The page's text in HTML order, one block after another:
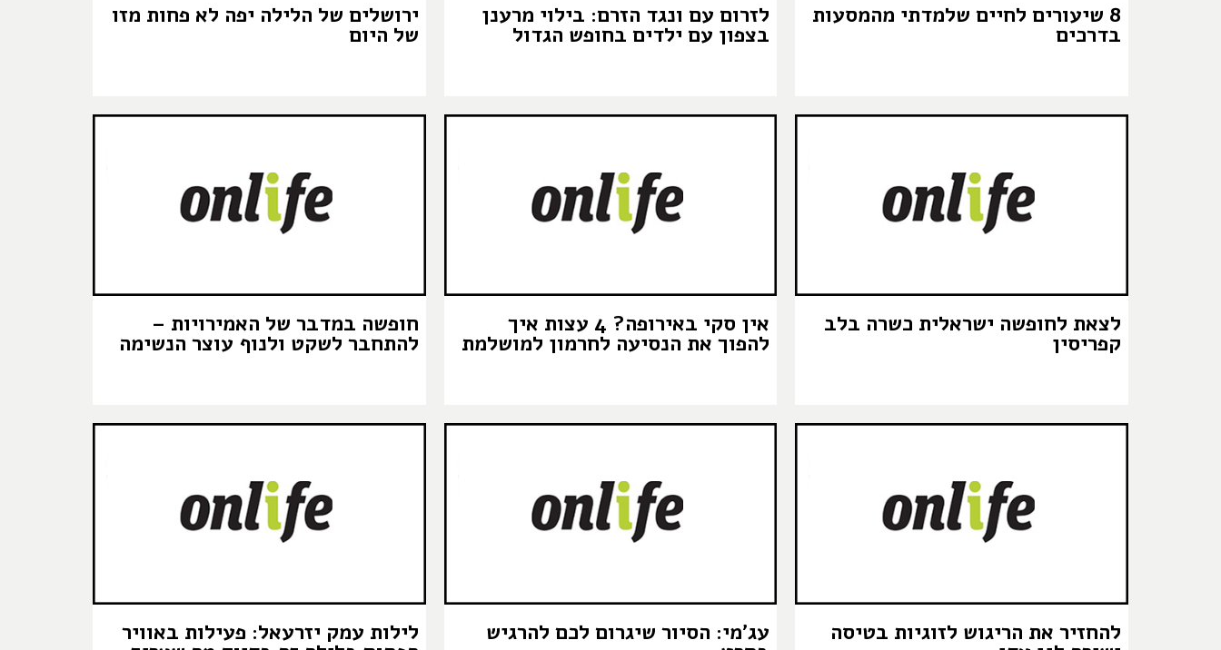
8 שיעורים לחיים שלמדתי מהמסעות
בדרכים
לזרום עם ונגד הזרם: בילוי מרענן
בצפון עם ילדים בחופש הגדול
ירושלים של הלילה יפה לא פחות מזו
של היום
לצאת לחופשה ישראלית כשרה בלב
קפריסין
אין סקי באירופה? 4 עצות איך
להפוך את הנסיעה לחרמון למושלמת
חופשה במדבר של האמירויות –
להתחבר לשקט ולנוף עוצר הנשימה
להחזיר את הריגוש לזוגיות בטיסה עג׳מי: הסיור שיגרום לכם להרגיש לילות עמק יזרעאל: פעילות באוויר